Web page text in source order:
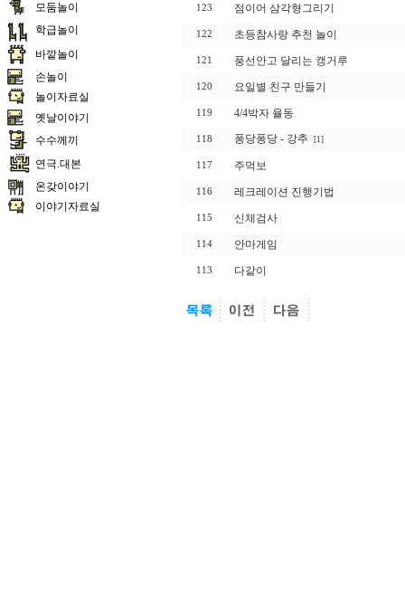
모둠놀이
학급놀이
바깥놀이
손놀이
놀이자료실
옛날이야기
수수께끼
연극.대본
온갖이야기
이야기자료실
123 점이어 삼각형그리기
122 초등참사랑 추천 놀이
121 풍선안고 달리는 캥거루
120 요일별 친구 만들기
119 4/4박자 율동
118 퐁당퐁당 - 강추 [1]
117 주먹보
116 레크레이션 진행기법
115 신체검사
114 안마게임
113 다같이